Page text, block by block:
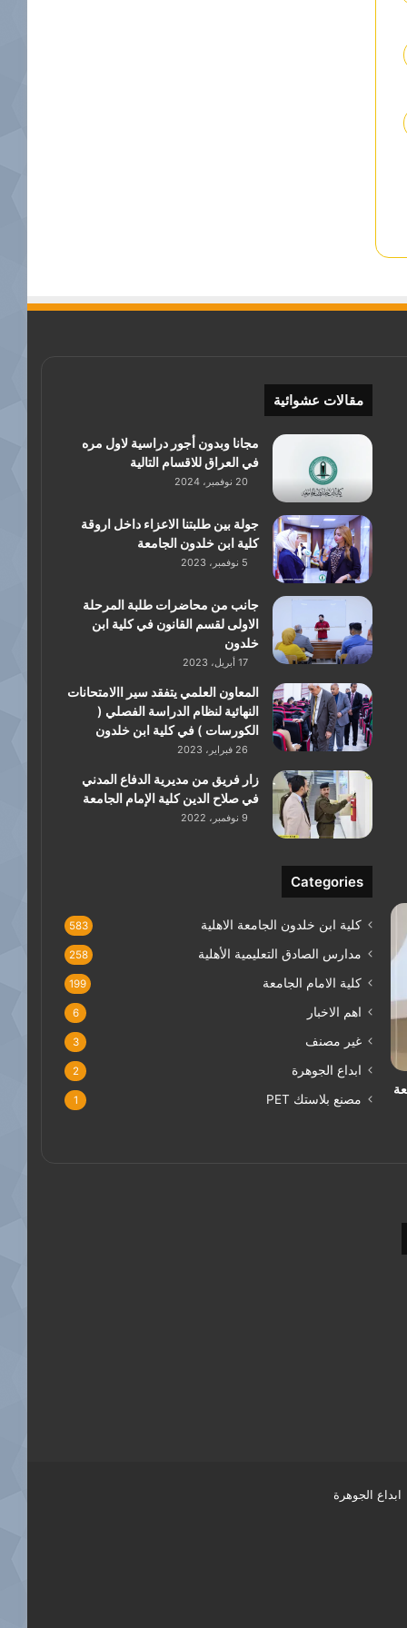
مقالات عشوائية
مجانا وبدون أجور دراسية لاول مره
في العراق للاقسام التالية
20 نوفمبر، 2024
جولة بين طلبتنا الاعزاء داخل اروقة
كلية ابن خلدون الجامعة
5 نوفمبر، 2023
جانب من محاضرات طلبة المرحلة
الاولى لقسم القانون في كلية ابن
خلدون
17 أبريل، 2023
المعاون العلمي يتفقد سير االامتحانات
النهائية لنظام الدراسة الفصلي (
الكورسات ) في كلية ابن خلدون
26 فبراير، 2023
زار فريق من مديرية الدفاع المدني
في صلاح الدين كلية الإمام الجامعة
9 نوفمبر، 2022
Categories
كلية ابن خلدون الجامعة الاهلية 583
مدارس الصادق التعليمية الأهلية 258
كلية الامام الجامعة 199
اهم الاخبار 6
غير مصنف 3
ابداع الجوهرة 2
مصنع بلاستك PET 1
ابداع الجوهرة